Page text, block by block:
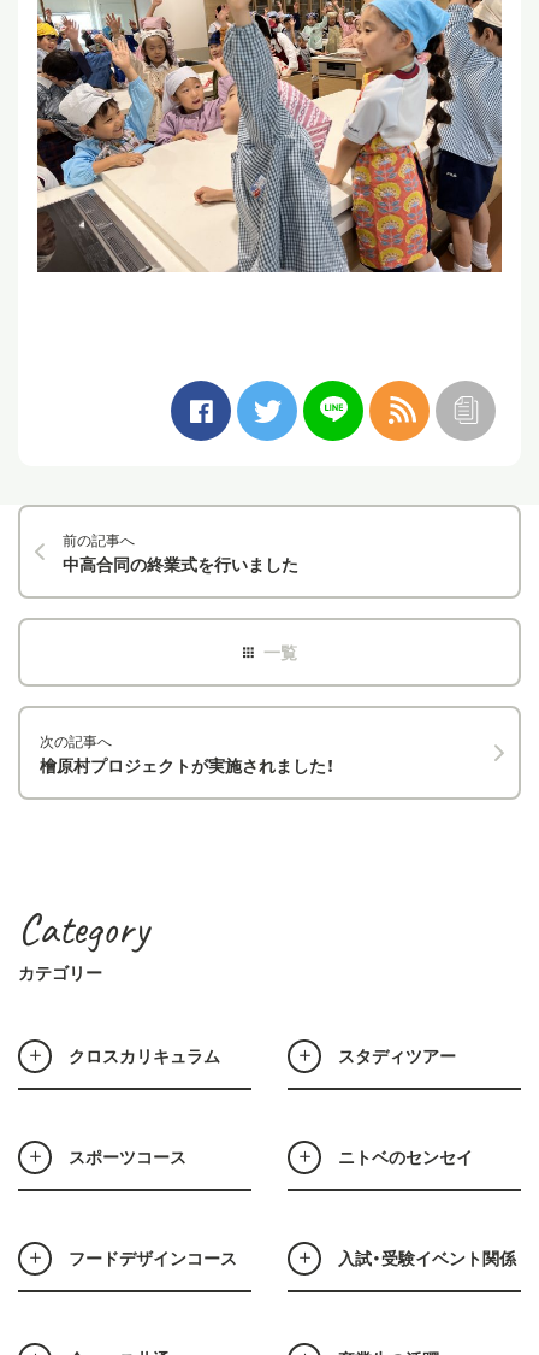
前の記事へ
中高合同の終業式を行いました
次の記事へ
檜原村プロジェクトが実施されました！
Category
カテゴリー
クロスカリキュラム スタディツアー
スポーツコース ニトベのセンセイ
フードデザインコース 入試・受験イベント関係